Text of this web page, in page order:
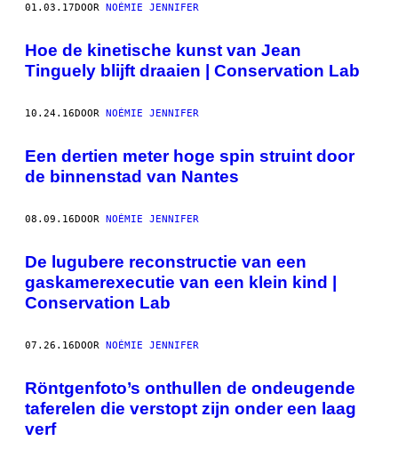
01.03.17DOOR NOÉMIE JENNIFER
Hoe de kinetische kunst van Jean
Tinguely blijft draaien | Conservation Lab
10.24.16DOOR NOÉMIE JENNIFER
Een dertien meter hoge spin struint door
de binnenstad van Nantes
08.09.16DOOR NOÉMIE JENNIFER
De lugubere reconstructie van een
gaskamerexecutie van een klein kind |
Conservation Lab
07.26.16DOOR NOÉMIE JENNIFER
Röntgenfoto’s onthullen de ondeugende
taferelen die verstopt zijn onder een laag
verf